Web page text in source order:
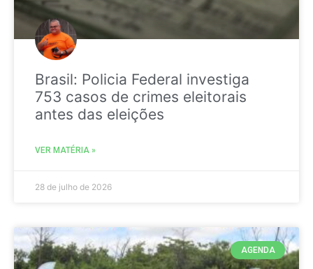
Brasil: Policia Federal investiga
753 casos de crimes eleitorais
antes das eleições
VER MATÉRIA »
28 de julho de 2026
AGENDA